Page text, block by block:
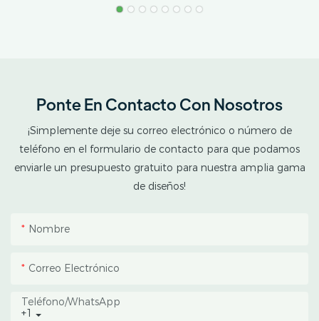
GREENHOUSE ofrece
cultivo de cannabis en
climas tropicales y
subtropicales. Este
invernadero combina
gestionar el fotoperiodo,
reducir la acumulación
de calor y proteger los
Ponte En Contacto Con Nosotros
¡Simplemente deje su correo electrónico o número de
teléfono en el formulario de contacto para que podamos
enviarle un presupuesto gratuito para nuestra amplia gama
de diseños!
Nombre
Correo Electrónico
+1
Teléfono/WhatsApp